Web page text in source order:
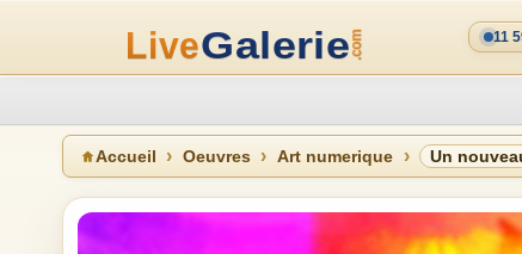
11
Accueil Oeuvres Art numerique Un